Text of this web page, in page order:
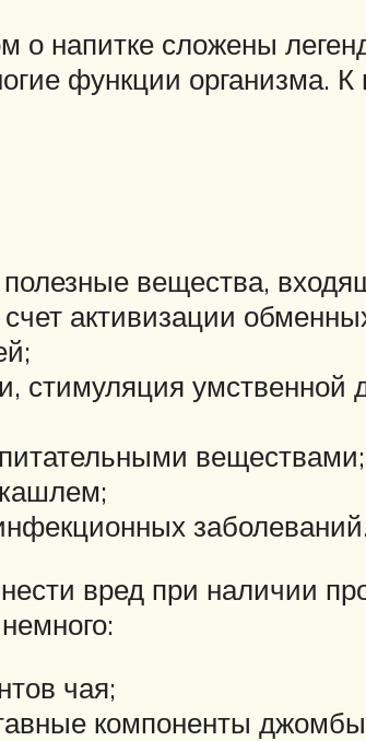
напитке сложены
функции организма.
вещества,
активизации
стимуляция умственной
веществами;
заболеваний.
вред при наличии
чая;
компоненты